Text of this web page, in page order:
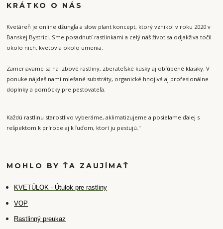
KRÁTKO O NÁS
Kvetáreň je online džungľa a slow plant koncept, ktorý vznikol v roku 2020 v
Banskej Bystrici. Sme posadnutí rastlinkami a celý náš život sa odjakživa točil
okolo nich, kvetov a okolo umenia.
Zameriavame sa na izbové rastliny, zberateľské kúsky aj obľúbené klasiky. V
ponuke nájdeš nami miešané substráty, organické hnojivá aj profesionálne
doplnky a pomôcky pre pestovateľa.
Každú rastlinu starostlivo vyberáme, aklimatizujeme a posielame ďalej s
rešpektom k prírode aj k ľuďom, ktorí ju pestujú."
MOHLO BY ŤA ZAUJÍMAŤ
KVETÚLOK - Útulok pre rastliny
VOP
Rastlinný preukaz